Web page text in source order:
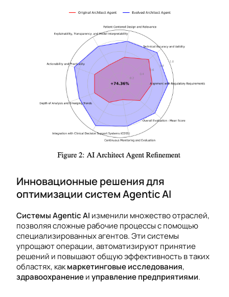
Инновационные решения для
оптимизации систем Agentic AI
Системы Agentic AI изменили множество отраслей,
позволяя сложные рабочие процессы с помощью
специализированных агентов. Эти системы
упрощают операции, автоматизируют принятие
решений и повышают общую эффективность в таких
областях, какмаркетинговые исследования,
здравоохранениеиуправление предприятиями.